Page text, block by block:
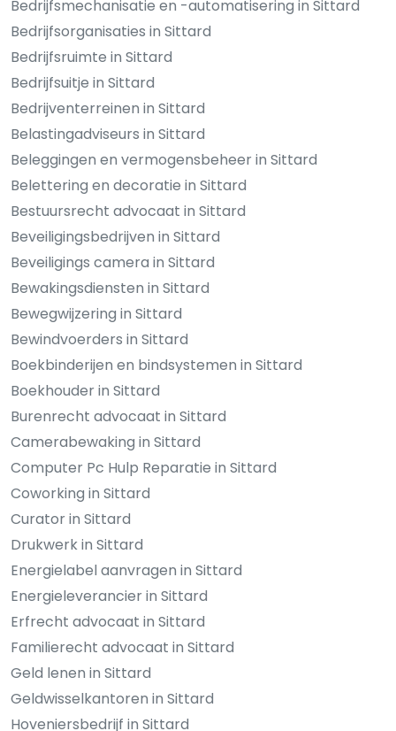
Bedrijfsmechanisatie en -automatisering in Sittard
Bedrijfsorganisaties in Sittard
Bedrijfsruimte in Sittard
Bedrijfsuitje in Sittard
Bedrijventerreinen in Sittard
Belastingadviseurs in Sittard
Beleggingen en vermogensbeheer in Sittard
Belettering en decoratie in Sittard
Bestuursrecht advocaat in Sittard
Beveiligingsbedrijven in Sittard
Beveiligings camera in Sittard
Bewakingsdiensten in Sittard
Bewegwijzering in Sittard
Bewindvoerders in Sittard
Boekbinderijen en bindsystemen in Sittard
Boekhouder in Sittard
Burenrecht advocaat in Sittard
Camerabewaking in Sittard
Computer Pc Hulp Reparatie in Sittard
Coworking in Sittard
Curator in Sittard
Drukwerk in Sittard
Energielabel aanvragen in Sittard
Energieleverancier in Sittard
Erfrecht advocaat in Sittard
Familierecht advocaat in Sittard
Geld lenen in Sittard
Geldwisselkantoren in Sittard
Hoveniersbedrijf in Sittard